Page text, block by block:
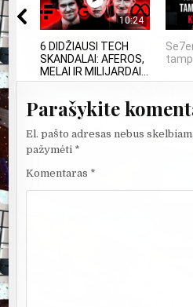
10:24
6 DIDŽIAUSI TECH
SKANDALAI: AFEROS,
MELAI IR MILIJARDAI...
Parašykite
El. pašto adresas nebus
pažymėti *
Komentaras *